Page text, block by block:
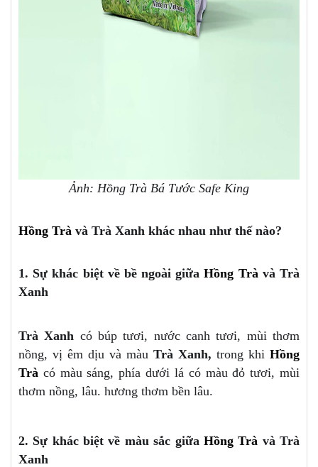
Ảnh: Hồng Trà Bá Tước Safe King
Hồng Trà và Trà Xanh khác nhau như thế nào?
1. Sự khác biệt về bề ngoài giữaHồng Trà và Trà
Xanh
Trà Xanh có búp tươi, nước canh tươi, mùi thơm
nồng, vị êm dịu và màu Trà Xanh, trong khi Hồng
Trà có màu sáng, phía dưới lá có màu đỏ tươi, mùi
thơm nồng, lâu. hương thơm bền lâu.
2. Sự khác biệt về màu sắc giữa Hồng Trà và Trà
Xanh